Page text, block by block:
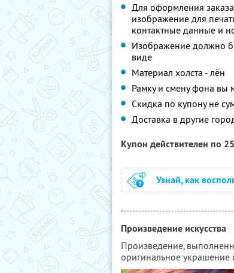
Для оформления
изображение для
контактные данные и
Изображение должно
виде
Материал холста - лён
Рамку и смену фона вы
Скидка по купону не
Доставка в другие
Купон действителен по
Узнай, как
Произведение искусства
Произведение,
оригинальное